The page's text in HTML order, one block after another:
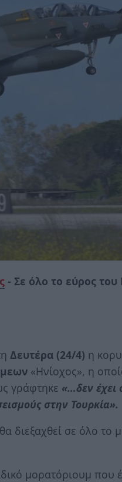
- Σε όλο το εύρος
Δευτέρα (24/4) η
«Ηνίοχος», η
γράφτηκε «…δεν έχει
στην Τουρκία».
διεξαχθεί σε όλο το
μορατόριουμ που